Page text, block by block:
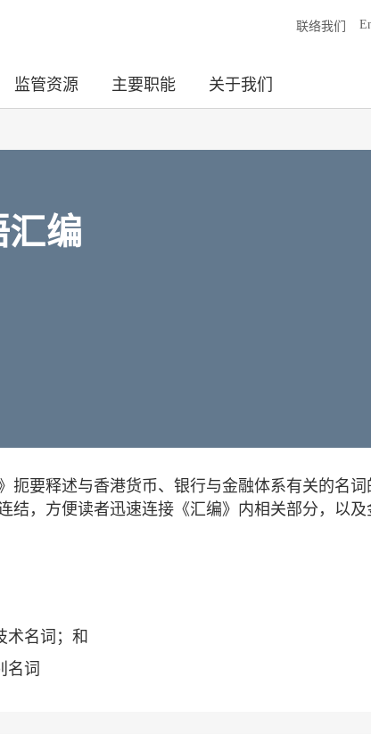
联络我们
监管资源 主要职能 关于我们
汇编
扼要释述与香港货币、银行与金融体系有关的名
，方便读者迅速连接《汇编》内相关部分，以及
术名词；和
名词